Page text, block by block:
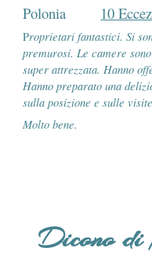
Polonia 10
Proprietari fantastici. Si
premurosi. Le camere
super attrezzata. Hanno
Hanno preparato una
sulla posizione e sulle
Molto bene.
Dicono di